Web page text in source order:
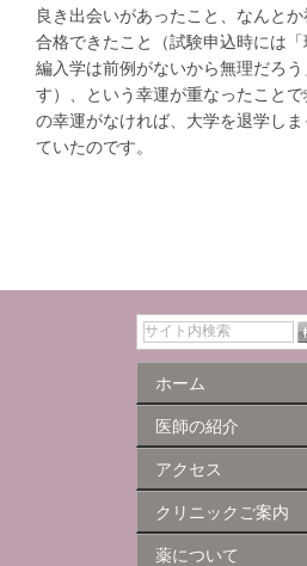
良き出会いがあったこと、なんと
合格できたこと（試験申込時には
編入学は前例がないから無理だろ
す）、という幸運が重なったこと
の幸運がなければ、大学を退学し
ていたのです。
ホーム
医師の紹介
アクセス
クリニックご案内
薬について